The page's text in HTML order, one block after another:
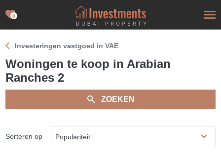
0
Investeringen vastgoed in VAE
Woningen te koop in Arabian
Ranches 2
ZOEKEN
Sorteren op Populariteit